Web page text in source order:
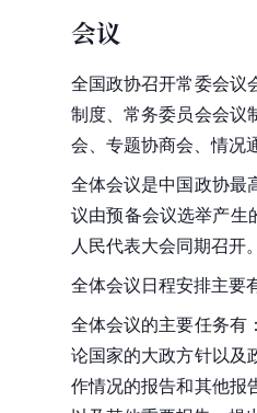
会议
全国政协召开常委会议
制度、常务委员会会议
会、专题协商会、情况
全体会议是中国政协最
议由预备会议选举产生
人民代表大会同期召开
全体会议日程安排主要
全体会议的主要任务有
论国家的大政方针以及
作情况的报告和其他报